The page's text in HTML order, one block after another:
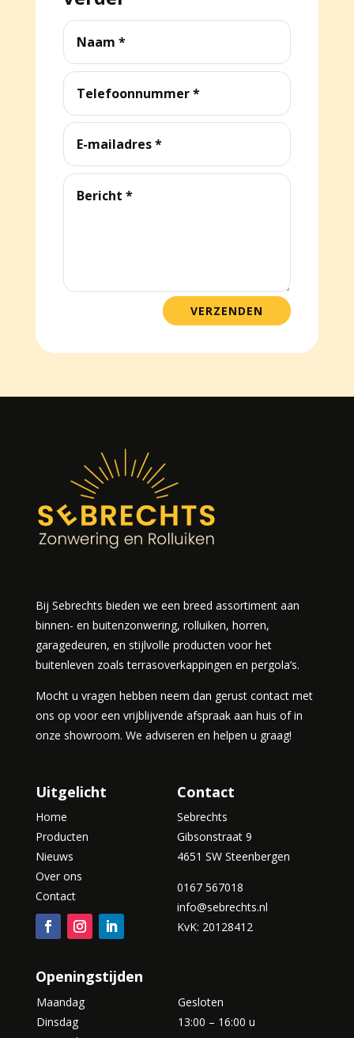
VERZENDEN
Bij Sebrechts bieden we een breed assortiment aan
binnen- en buitenzonwering, rolluiken, horren,
garagedeuren, en stijlvolle producten voor het
buitenleven zoals terrasoverkappingen en pergola’s.
Mocht u vragen hebben neem dan gerust contact met
ons op voor een vrijblijvende afspraak aan huis of in
onze showroom. We adviseren en helpen u graag!
Uitgelicht
Home
Producten
Nieuws
Over ons
Contact
Contact
Sebrechts
Gibsonstraat 9
4651 SW Steenbergen
0167 567018
info@sebrechts.nl
KvK: 20128412
Openingstijden
Maandag
Dinsdag
Gesloten
13:00 – 16:00 u